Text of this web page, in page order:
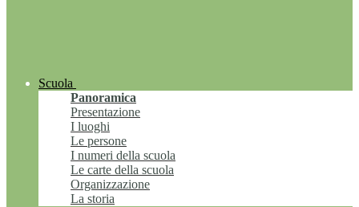
Scuola
Panoramica
Presentazione
I luoghi
Le persone
I numeri della scuola
Le carte della scuola
Organizzazione
La storia